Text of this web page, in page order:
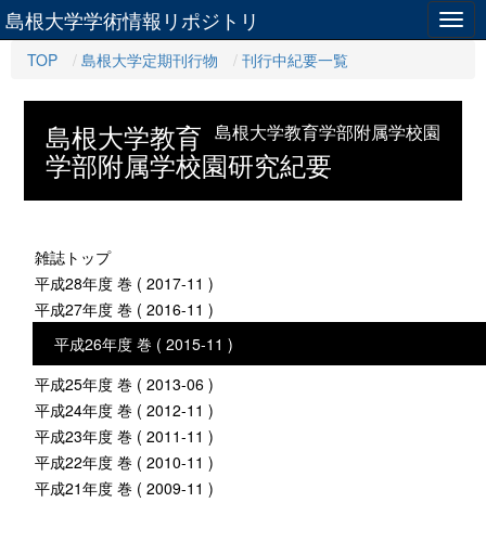
島根大学学術情報リポジトリ
TOP 島根大学定期刊行物 刊行中紀要一覧
島根大学教育学部附属学校園
島根大学教育
学部附属学校園研究紀要
雑誌トップ
平成28年度 巻 ( 2017-11 )
平成27年度 巻 ( 2016-11 )
平成26年度 巻 ( 2015-11 )
平成25年度 巻 ( 2013-06 )
平成24年度 巻 ( 2012-11 )
平成23年度 巻 ( 2011-11 )
平成22年度 巻 ( 2010-11 )
平成21年度 巻 ( 2009-11 )